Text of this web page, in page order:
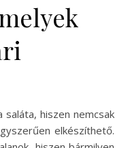
hiszen nemcsak
elkészíthető.